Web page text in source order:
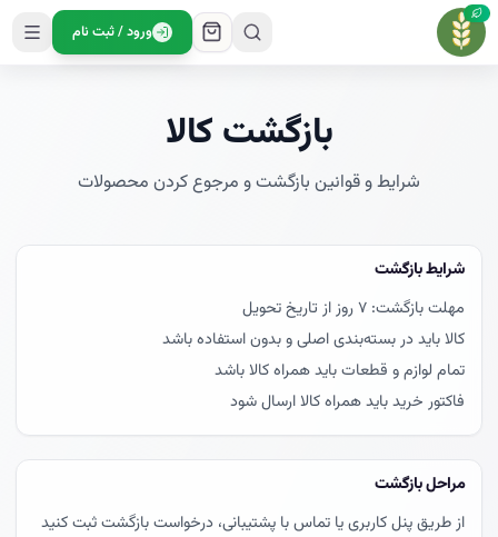
ورود / ثبت نام
بازگشت کالا
شرایط و قوانین بازگشت و مرجوع کردن محصولات
شرایط بازگشت
مهلت بازگشت: ۷ روز از تاریخ تحویل
کالا باید در بسته‌بندی اصلی و بدون استفاده باشد
تمام لوازم و قطعات باید همراه کالا باشد
فاکتور خرید باید همراه کالا ارسال شود
مراحل بازگشت
از طریق پنل کاربری یا تماس با پشتیبانی، درخواست بازگشت ثبت کنید